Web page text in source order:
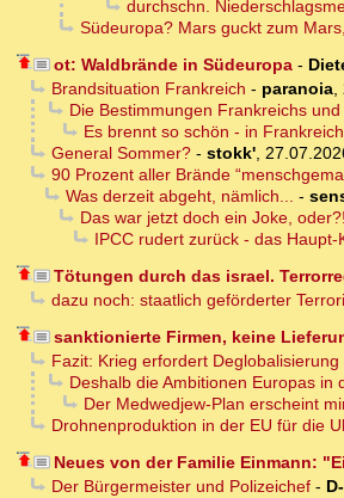
durchschn.
Südeuropa? Mars guckt zum
ot: Waldbrände in Südeuropa-
Brandsituation Frankreich - paranoia,
Die Bestimmungen Frankreichs
Es brennt so schön - in Frankreich
General Sommer?- stokk',
90 Prozent aller Brände
Was derzeit abgeht, nämlich... -
Das war jetzt doch ein Joke, oder?!
IPCC rudert zurück - das
Tötungen durch das israel.
dazu noch: staatlich geförderter
sanktionierte Firmen, keine
Fazit: Krieg erfordert Deglobalisierung
Deshalb die Ambitionen Europas in
Der Medwedjew-Plan erscheint
Drohnenproduktion in der EU für die
Neues von der Familie Einmann:
Der Bürgermeister und Polizeichef-